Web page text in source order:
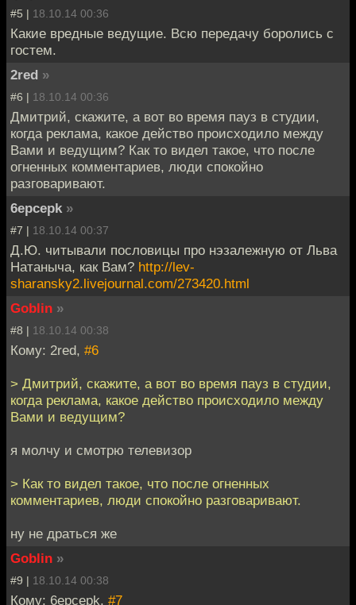
#5 | 18.10.14 00:36
Какие вредные ведущие. Всю передачу боролись с
гостем.
2red »
#6 | 18.10.14 00:36
Дмитрий, скажите, а вот во время пауз в студии,
когда реклама, какое действо происходило между
Вами и ведущим? Как то видел такое, что после
огненных комментариев, люди спокойно
разговаривают.
6epcepk »
#7 | 18.10.14 00:37
Д.Ю. читывали пословицы про нэзалежную от Льва
Натаныча, как Вам? http://lev-
sharansky2.livejournal.com/273420.html
Goblin »
#8 | 18.10.14 00:38
Кому: 2red, #6
> Дмитрий, скажите, а вот во время пауз в студии,
когда реклама, какое действо происходило между
Вами и ведущим?
я молчу и смотрю телевизор
> Как то видел такое, что после огненных
комментариев, люди спокойно разговаривают.
ну не драться же
Goblin »
#9 | 18.10.14 00:38
Кому: 6epcepk, #7